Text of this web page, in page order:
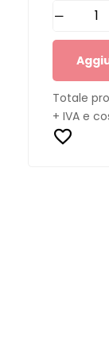
Totale
+ IVA e